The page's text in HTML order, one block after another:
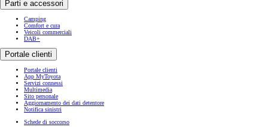
Parti e accessori
Camping
Comfort e cura
Veicoli commerciali
DAB+
Portale clienti
Portale clienti
App MyToyota
Servizi connessi
Multimedia
Sito personale
Aggiornamento dei dati detentore
Notifica sinistri
Schede di soccorso